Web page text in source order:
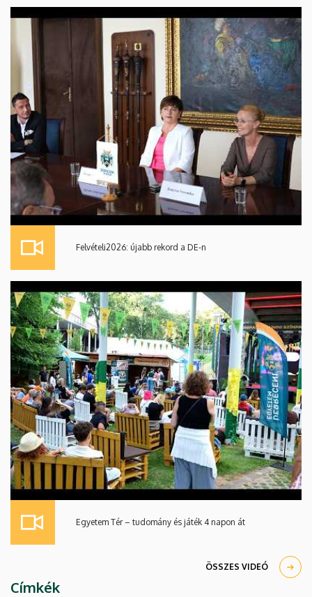
Felvételi2026: újabb rekord a DE-n
Egyetem Tér – tudomány és játék 4 napon át
ÖSSZES VIDEÓ
Címkék